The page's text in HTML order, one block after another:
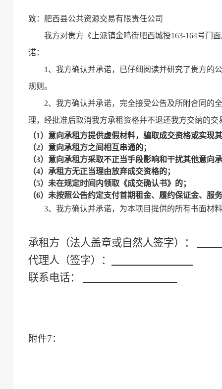
致： 肥西县公共资源交易有限责任公司
我方对贵方《 上派镇金鸣街肥西城投163-164号门
诺：
1、我方确认并承诺，已仔细阅读并研究了贵方的
规则。
2、我方确认并承诺，完全接受公告及所附合同的
理，经批准后取消我方承租资格并不退还我方交纳的交
（1）意向承租方提供虚假材料，骗取成交资格或实现
（2）意向承租方之间相互串通的；
（3）意向承租方采取不正当手段影响和干扰其他意向
（4） 承租方无正当理由放弃成交资格的；
（5）未在规定时间 内领取《成交确认书》的；
（6）未按照公告约定支付首期租金、履约保证金、服
3、 我方确认并承诺，为本项目提供的所有书面材
承租方 （法人盖章或自然人签字）：
代理人（签字）：
联系电话：
附件7：